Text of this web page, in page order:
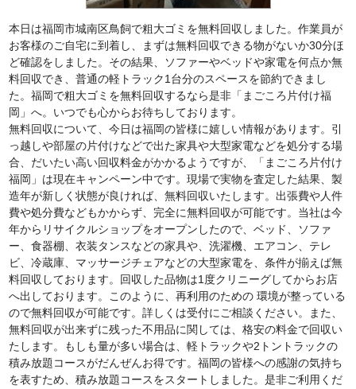
本日は福岡市城南区鳥飼で粗大ゴミを無料回収しました。作業員が
お客様のご自宅に到着し、まずは無料回収できる物がないか30分ほ
ど確認をしました。その結果、ソファーやベッドや家電を何点か無
料回収でき、普通の軽トラック1台分のスペースを節約できまし
た。福岡で粗大ゴミを無料回収するなら是非「まごころ片付け福
岡」へ。いつでも心からお待ちしております。
無料回収について、今日は福岡の皆様に嬉しい情報があります。引
っ越しや部屋の片付けなどで出た家具や大型家電などを処分する場
合、だいたい高い回収料金がかかるようですが、「まごころ片付け
福岡」は現在キャンペーン中です。現場で実物を査定した結果、製
造年が新しく状態が良ければ、無料回収いたします。出張費や人件
費や処分費などもかからず、完全に無料回収が可能です。当社は今
年からリサイクルショップをオープンしたので、ベッド、ソファ
ー、食器棚、衣装タンスなどの家具や、洗濯機、エアコン、テレ
ビ、冷蔵庫、マッサージチェアなどの大型家電を、条件が揃えば無
料回収しております。回収した品物は1度クリニーグしてからお店
へ出しております。このように、再利用のための 環境が整っている
ので無料回収が可能です。詳しくは受付にご相談ください。また、
無料回収が出来ずに残った不用品に関しては、格安の料金で回収い
たします。もしも量が多い場合は、軽トラックや2トントラックの
積み放題コースがだんぜんお得です。福岡の皆様への感謝の気持ち
を表すため、積み放題コースをスタートしました。是非ご利用くだ